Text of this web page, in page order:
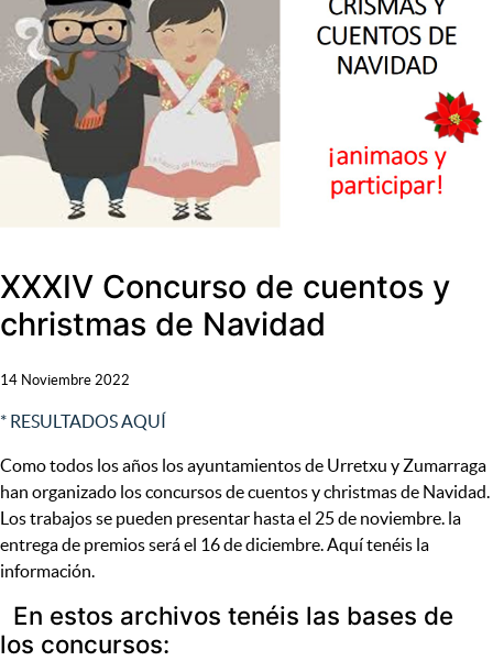
XXXIV Concurso de cuentos y
christmas de Navidad
14 Noviembre 2022
* RESULTADOS AQUÍ
Como todos los años los ayuntamientos de Urretxu y Zumarraga
han organizado los concursos de cuentos y christmas de Navidad.
Los trabajos se pueden presentar hasta el 25 de noviembre. la
entrega de premios será el 16 de diciembre. Aquí tenéis la
información.
En estos archivos tenéis las bases de
los concursos: